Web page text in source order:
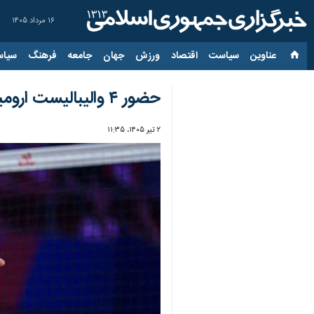
۱۶ مرداد ۱۴۰۵
عناوین‌ سیاست اقتصاد ورزش جهان جامعه فرهنگ
حضور ۴ والیبالیست ارومیه‌ای در هفته دوم لیگ ملت‌ها؛ نمایندگانی در همه پست‌ها
۲ تیر ۱۴۰۵، ۱۱:۳۵